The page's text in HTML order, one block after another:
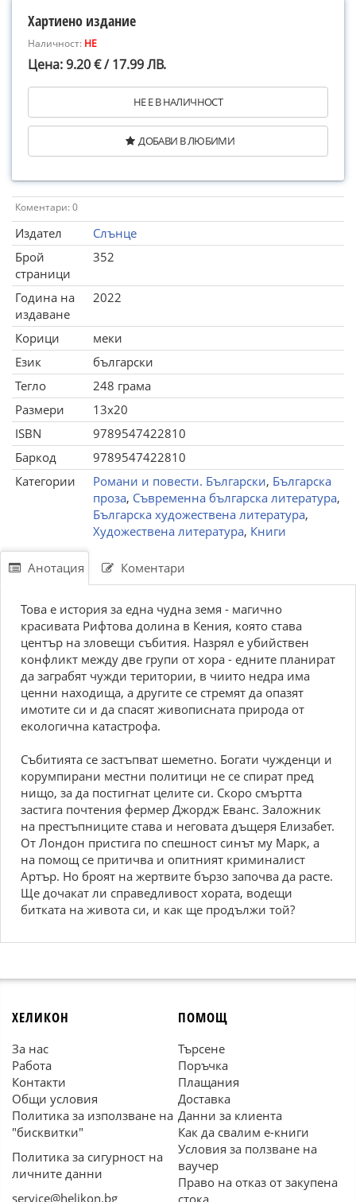
Хартиено издание
Наличност: НЕ
Цена: 9.20 € / 17.99 ЛВ.
НЕ Е В НАЛИЧНОСТ
ДОБАВИ В ЛЮБИМИ
Коментари: 0
Издател
Слънце
Брой
страници
352
Година на
издаване
2022
Корици
меки
Език
български
Тегло
248 грама
Размери
13x20
ISBN
9789547422810
Баркод
9789547422810
Категории
Романи и повести. Български, Българска
проза, Съвременна българска литература,
Българска художествена литература,
Художествена литература, Книги
Анотация Коментари
Това е история за една чудна земя - магично
красивата Рифтова долина в Кения, която става
център на зловещи събития. Назрял е убийствен
конфликт между две групи от хора - едните планират
да заграбят чужди територии, в чиито недра има
ценни находища, а другите се стремят да опазят
имотите си и да спасят живописната природа от
екологична катастрофа.
Събитията се застъпват шеметно. Богати чужденци и
корумпирани местни политици не се спират пред
нищо, за да постигнат целите си. Скоро смъртта
застига почтения фермер Джордж Еванс. Заложник
на престъпниците става и неговата дъщеря Елизабет.
От Лондон пристига по спешност синът му Марк, а
на помощ се притичва и опитният криминалист
Артър. Но броят на жертвите бързо започва да расте.
Ще дочакат ли справедливост хората, водещи
битката на живота си, и как ще продължи той?
ХЕЛИКОН
За нас
Работа
Контакти
Общи условия
Политика за използване на
"бисквитки"
Политика за сигурност на
личните данни
service@helikon.bg
ПОМОЩ
Търсене
Поръчка
Плащания
Доставка
Данни за клиента
Как да свалим е-книги
Условия за ползване на
ваучер
Право на отказ от закупена
стока